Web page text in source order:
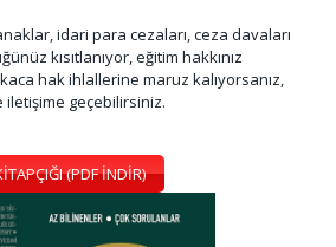
idari para cezaları, ceza davaları
kısıtlanıyor, eğitim hakkınız
hak ihlallerine maruz kalıyorsanız,
geçebilirsiniz.
(PDF İNDİR)